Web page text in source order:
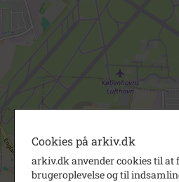
Cookies på arkiv.dk
arkiv.dk anvender cookies til at
brugeroplevelse og til